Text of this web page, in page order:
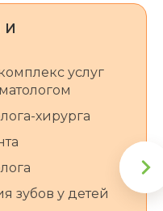
И
услуг
хирурга
зубов у детей